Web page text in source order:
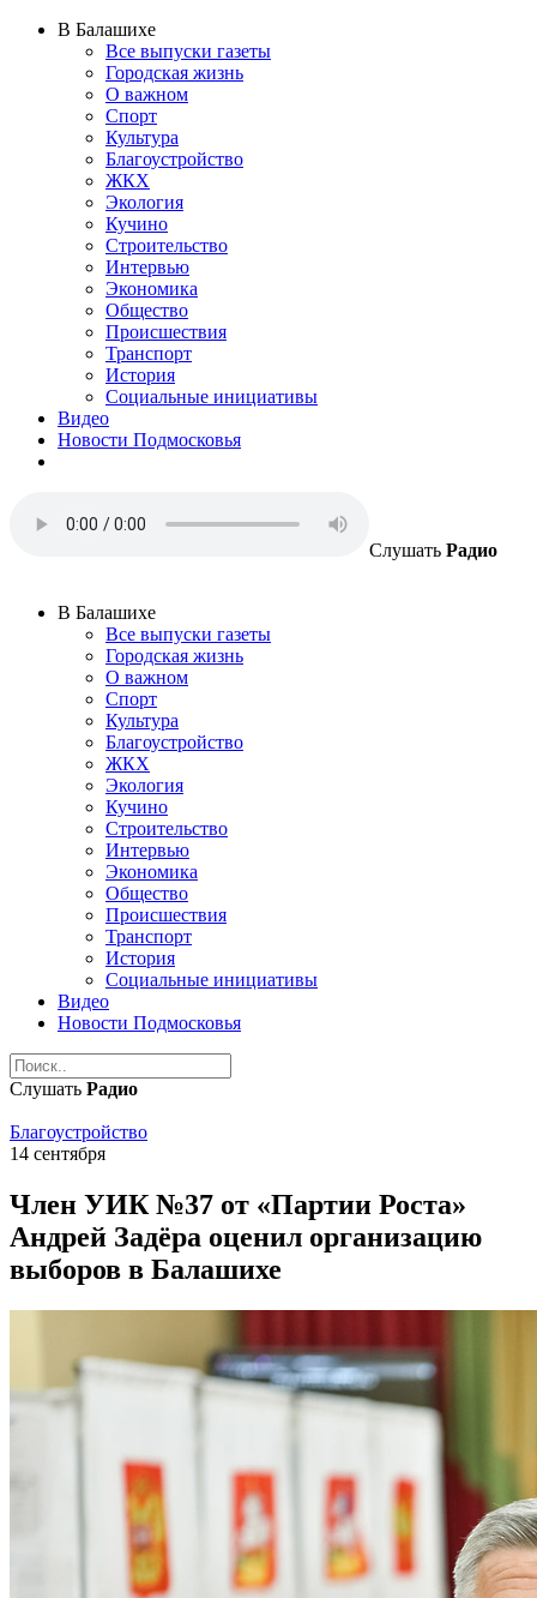
В Балашихе
Все выпуски газеты
Городская жизнь
О важном
Спорт
Культура
Благоустройство
ЖКХ
Экология
Кучино
Строительство
Интервью
Экономика
Общество
Происшествия
Транспорт
История
Социальные инициативы
Видео
Новости Подмосковья
Слушать Радио
В Балашихе
Все выпуски газеты
Городская жизнь
О важном
Спорт
Культура
Благоустройство
ЖКХ
Экология
Кучино
Строительство
Интервью
Экономика
Общество
Происшествия
Транспорт
История
Социальные инициативы
Видео
Новости Подмосковья
Слушать Радио
Благоустройство
14 сентября
Член УИК №37 от «Партии Роста»
Андрей Задёра оценил организацию
выборов в Балашихе